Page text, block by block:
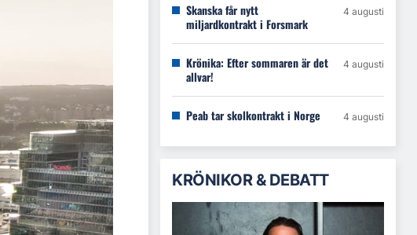
Skanska får nytt
miljardkontrakt i Forsmark
4 augusti
Krönika: Efter sommaren är det
allvar!
4 augusti
Peab tar skolkontrakt i Norge 4 augusti
KRÖNIKOR & DEBATT